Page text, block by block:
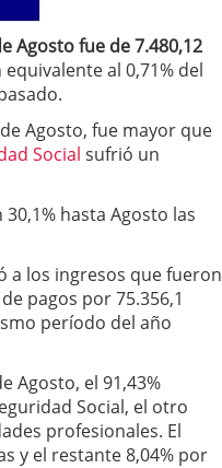
Promotor privado
para gestionar tus
cómo anticiparte
octubre de 2025
Agosto fue de 7.480,12
al 0,71% del
Agosto, fue mayor que
Social sufrió un
hasta Agosto las
a los ingresos que fueron
pagos por 75.356,1
período del año
Agosto, el 91,43%
Social, el otro
profesionales. El
y el restante 8,04% por